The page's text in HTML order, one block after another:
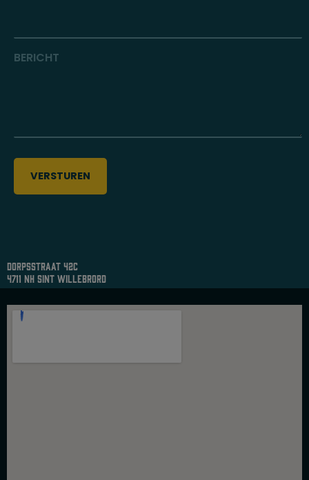
BERICHT
dorpsstraat 42c
4711 nh sint willebrord